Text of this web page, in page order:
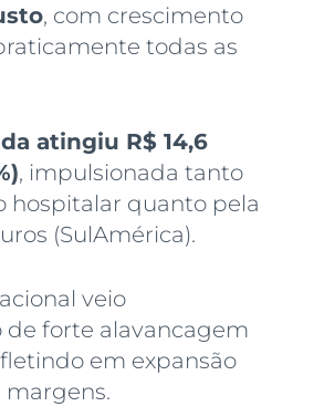
, com crescimento
todas as
atingiu R$ 14,6
, impulsionada tanto
hospitalar quanto pela
(SulAmérica).
veio
forte alavancagem
em expansão
margens.